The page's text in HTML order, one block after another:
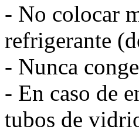
- No colocar
refrigerante
- Nunca
- En caso de
tubos de